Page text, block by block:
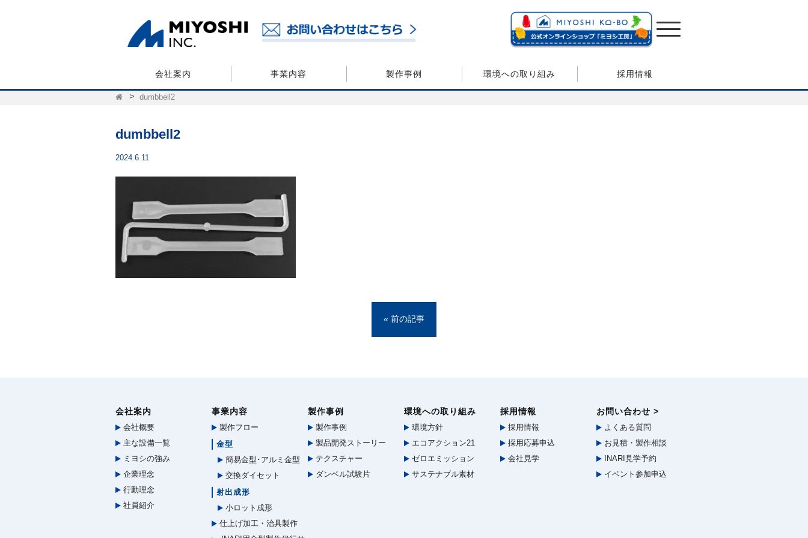
会社案内 事業内容 製作事例 環境への取り組み 採用情報
dumbbell2
dumbbell2
2024.6.11
« 前の記事
会社案内
会社概要
主な設備一覧
ミヨシの強み
企業理念
行動理念
社員紹介
事業内容
製作フロー
金型
簡易金型･アルミ金型
交換ダイセット
射出成形
小ロット成形
仕上げ加工・治具製作
製作事例
製作事例
製品開発ストーリー
テクスチャー
ダンベル試験片
環境への取り組み
環境方針
エコアクション21
ゼロエミッション
サステナブル素材
採用情報
採用情報
採用応募申込
会社見学
お問い合わせ >
よくある質問
お見積・製作相談
INARI見学予約
イベント参加申込